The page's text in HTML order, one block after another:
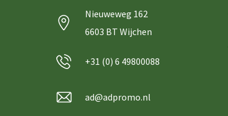
Nieuweweg 162
6603 BT Wijchen
+31 (0) 6 49800088
ad@adpromo.nl